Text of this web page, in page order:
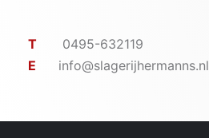
T
0495-632119
E
info@slagerijhermanns.nl